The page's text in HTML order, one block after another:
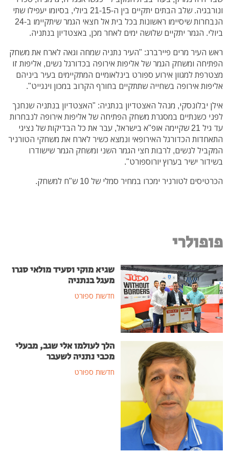
ונורבגיה. שלב הבתים יתקיים בין ה-21-15 ביולי, בסיומו יעפילו שתי
הנבחרות שיסיימו ראשונות בכל בית אל חצאי הגמר שיתקיימו ב-24
ביולי. הגמר יתקיים שלושה ימים לאחר מכן, באצטדיון בנתניה.
ראש העיר מרים פיירברג: "העיר נתניה שמחה וגאה לארח את משחק
הפתיחה ומשחק הגמר של אליפות אירופה בכדורגל נשים, אליפות זו
מצטרפת למגוון אירוע ספורט בינלאומיים המתקיימים בעיר ביניהם
אליפות אירופה בשחייה שתתקיים בחורף הקרוב במכון וינגייט".
אילן יבלונסקי, מנהל האצטדיון בנתניה: "האצטדיון בנתניה שנחנך
לפני כשנתיים במסגרת משחק הפתיחה של אליפות אירופה לנבחרות
עד גיל 21 שקיימה אופ"א בישראל, עבר את כל הבדיקות של נציגי
התאחדות הכדורגל האירופאי ונמצא כשיר לארח את משחקי הטורניר
המקביל לנשים, לרבות חצי הגמר השני ומשחק הגמר שישודרו
בשידור ישיר בערוץ יורוספורט".
הכרטיסים לטורניר ימכרו במחיר סמלי של 10 ש"ח למשחק.
פופולרי
שגיא מוקי וסעיד מולאי סגרו
מעגל בנתניה
חדשות ספורט
הלך לעולמו אלי שגב, מבעלי
מכבי נתניה לשעבר
חדשות ספורט